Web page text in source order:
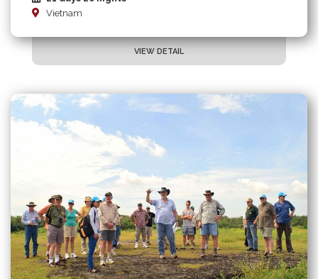
Vietnam
VIEW DETAIL